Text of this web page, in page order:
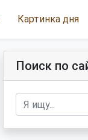
Картинка дня
Поиск по